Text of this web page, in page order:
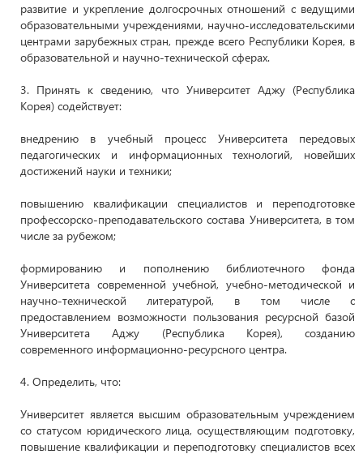
развитие и укрепление долгосрочных отношений с ведущими
образовательными учреждениями, научно-исследовательскими
центрами зарубежных стран, прежде всего Республики Корея, в
образовательной и научно-технической сферах.
3. Принять к сведению, что Университет Аджу (Республика
Корея) содействует:
внедрению в учебный процесс Университета передовых
педагогических и информационных технологий, новейших
достижений науки и техники;
повышению квалификации специалистов и переподготовке
профессорско-преподавательского состава Университета, в том
числе за рубежом;
формированию и пополнению библиотечного фонда
Университета современной учебной, учебно-методической и
научно-технической литературой, в том числе с
предоставлением возможности пользования ресурсной базой
Университета Аджу (Республика Корея), созданию
современного информационно-ресурсного центра.
4. Определить, что:
Университет является высшим образовательным учреждением
со статусом юридического лица, осуществляющим подготовку,
повышение квалификации и переподготовку специалистов всех